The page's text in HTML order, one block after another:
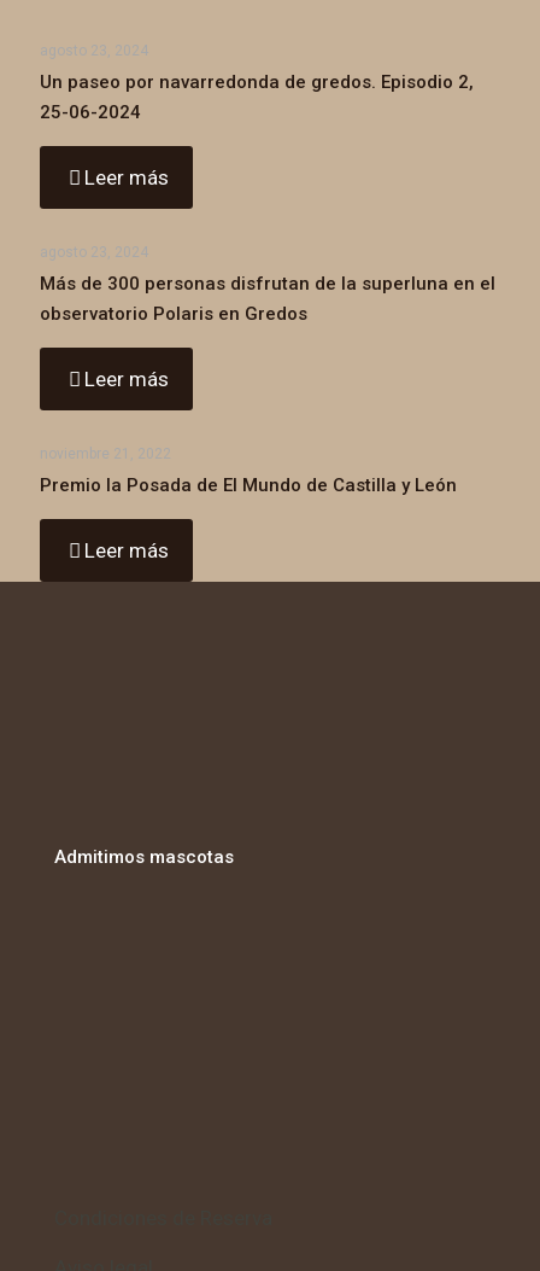
agosto 23, 2024
Un paseo por navarredonda de gredos. Episodio 2,
25-06-2024
Leer más
agosto 23, 2024
Más de 300 personas disfrutan de la superluna en el
observatorio Polaris en Gredos
Leer más
noviembre 21, 2022
Premio la Posada de El Mundo de Castilla y León
Leer más
Admitimos mascotas